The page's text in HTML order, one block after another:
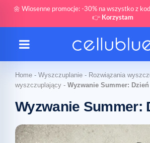
🌼 Wiosenne promocje: -30% na wszystko z
👉 Korzystam
Home - Wyszczuplanie - Rozwiązania
wyszczuplający - Wyzwanie Summer: Dzień
Wyzwanie Summer: